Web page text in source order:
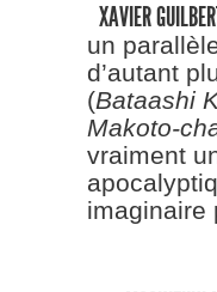
XAVIER
un
d’autant
(Bataashi
Makoto-
vraiment
imaginaire